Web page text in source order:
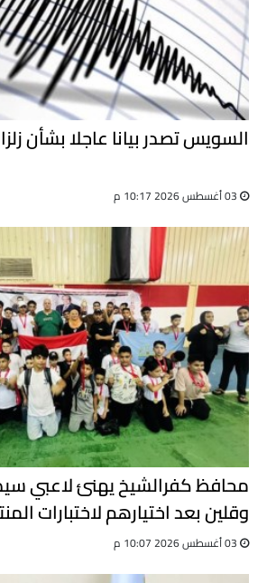
السويس تصدر بيانا عاجلا بشأن
محافظ كفرالشيخ يهنئ لاعبي
وقلين بعد اختيارهم لاختبارات
للجيت كونى دو